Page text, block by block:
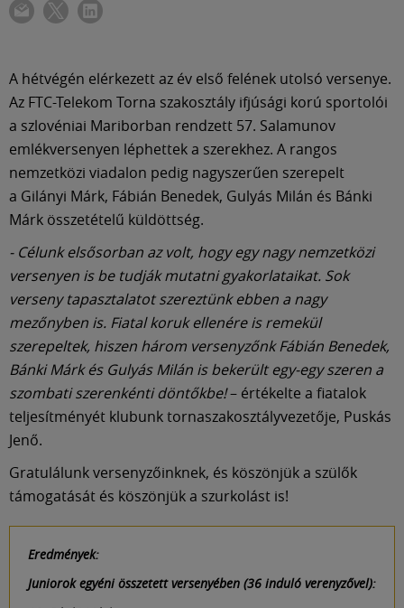
A hétvégén elérkezett az év első felének utolsó versenye.
Az FTC-Telekom Torna szakosztály ifjúsági korú sportolói
a szlovéniai Mariborban rendzett 57. Salamunov
emlékversenyen léphettek a szerekhez. A rangos
nemzetközi viadalon pedig nagyszerűen szerepelt
a Gilányi Márk, Fábián Benedek, Gulyás Milán és Bánki
Márk összetételű küldöttség.
- Célunk elsősorban az volt, hogy egy nagy nemzetközi
versenyen is be tudják mutatni gyakorlataikat. Sok
verseny tapasztalatot szereztünk ebben a nagy
mezőnyben is. Fiatal koruk ellenére is remekül
szerepeltek, hiszen három versenyzőnk Fábián Benedek,
Bánki Márk és Gulyás Milán is bekerült egy-egy szeren a
szombati szerenkénti döntőkbe!– értékelte a fiatalok
teljesítményét klubunk tornaszakosztályvezetője, Puskás
Jenő.
Gratulálunk versenyzőinknek, és köszönjük a szülők
támogatását és köszönjük a szurkolást is!
Eredmények:
Juniorok egyéni összetett versenyében (36 induló verenyzővel):
Shop
Közösség
Múzeum
English